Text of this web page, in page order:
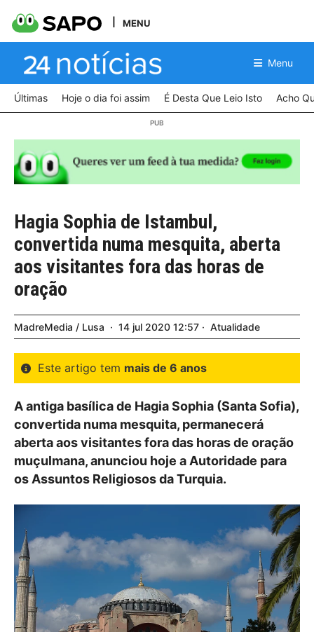
MENU
Menu
Últimas Hoje o dia foi assim É Desta Que Leio Isto Acho
Hagia Sophia de Istambul,
convertida numa mesquita, aberta
aos visitantes fora das horas de
oração
MadreMedia / Lusa 14 jul 2020 12:57 Atualidade
Este artigo tem mais de 6 anos
A antiga basílica de Hagia Sophia (Santa Sofia),
convertida numa mesquita, permanecerá
aberta aos visitantes fora das horas de oração
muçulmana, anunciou hoje a Autoridade para
os Assuntos Religiosos da Turquia.